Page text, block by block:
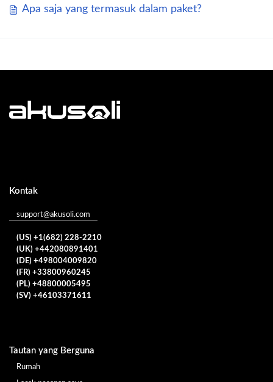
Apa saja yang termasuk dalam paket?
Kontak
support@akusoli.com
(US) +1(682) 228-2210
(UK) +442080891401
(DE) +498004009820
(FR) +33800960245
(PL) +48800005495
(SV) +46103371611
Tautan yang Berguna
Rumah